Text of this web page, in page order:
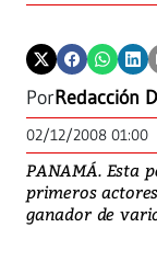
PorRedacción
02/12/2008 01:00
PANAMÁ. Esta
primeros
ganador de